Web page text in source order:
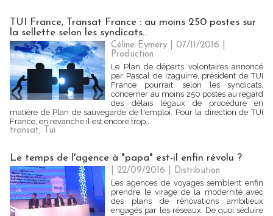
TUI France, Transat France : au moins 250 postes sur
la sellette selon les syndicats...
Céline Eymery | 07/11/2016
Production
Le Plan de départs volontaires annoncé
par Pascal de Izaguirre, président de TUI
France pourrait, selon les syndicats,
concerner au moins 250 postes au regard
des délais légaux de procédure en
matière de Plan de sauvegarde de l'emploi. Pour la direction de TUI
France, en revanche il est encore trop...
transat, Tui
Le temps de l'agence à "papa" est-il enfin révolu ?
| 22/09/2016
Distribution
Les agences de voyages semblent enfin
prendre le virage de la modernité avec
des plans de rénovations ambitieux
engagés par les réseaux. De quoi séduire